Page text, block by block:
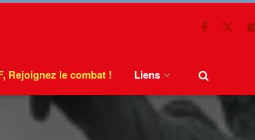
Rejoignez le combat ! Liens